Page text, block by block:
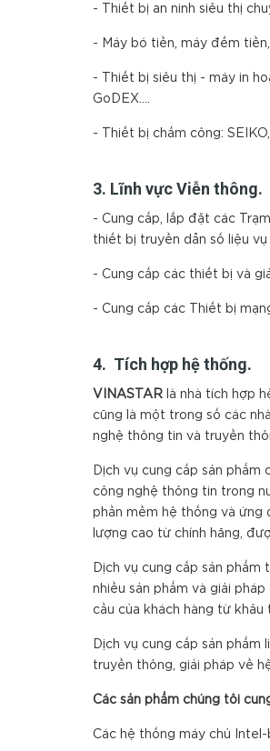
- Thiết bị an ninh siêu thị
- Máy bó tiền, máy đếm
- Thiết bị siêu thị - máy in
GoDEX....
- Thiết bị chấm công:
3. Lĩnh vực Viễn thông.
- Cung cấp, lắp đặt các
thiết bị truyền dẫn số liệu vụ
- Cung cấp các thiết bị và
- Cung cấp các Thiết bị
4. Tích hợp hệ thống.
VINAS TAR là nhà tích hợp
cũng là một trong số các
nghệ thông tin và truyền
Dịch vụ cung cấp sản
công nghệ thông tin trong
phần mềm hệ thống và ứng
lượng cao từ chính hãng,
Dịch vụ cung cấp sản
nhiều sản phẩm và giải
cầu của khách hàng từ
Dịch vụ cung cấp sản
truyền thông, giải pháp về
Các sản phẩm chúng tôi
Các hệ thống máy chủ Intel-